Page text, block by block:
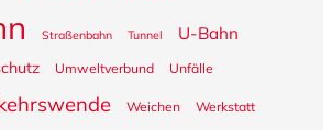
Straßenbahn Tunnel U-Bahn
Umweltverbund Unfälle
Weichen
Werkstatt